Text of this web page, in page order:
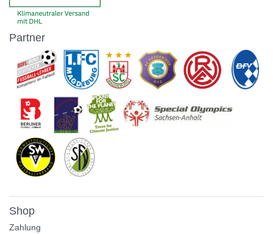
Partner
Shop
Zahlung